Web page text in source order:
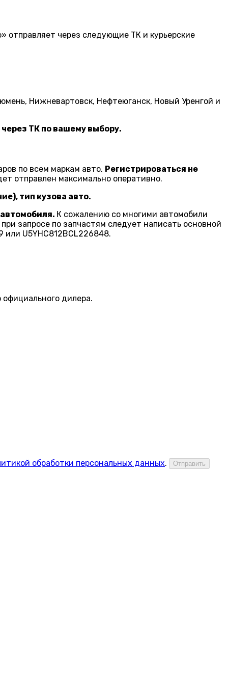
отправляет через следующие ТК и курьерские
Нижневартовск, Нефтеюганск, Новый Уренгой и
ТК по вашему выбору.
по всем маркам авто. Регистрироваться не
отправлен максимально оперативно.
тип кузова авто.
К сожалению со многими автомобили
запросе по запчастям следует написать основной
или U5YHC812BCL226848.
дилера.
обработки персональных данных. Отправить